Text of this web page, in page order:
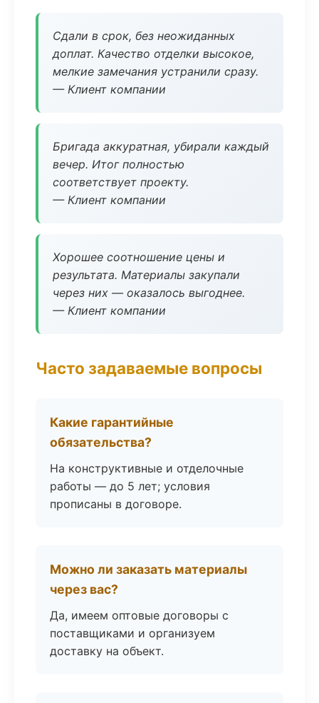
Сдали в срок, без неожиданных
доплат. Качество отделки высокое,
мелкие замечания устранили сразу.
— Клиент компании
Бригада аккуратная, убирали каждый
вечер. Итог полностью
соответствует проекту.
— Клиент компании
Хорошее соотношение цены и
результата. Материалы закупали
через них — оказалось выгоднее.
— Клиент компании
Часто задаваемые вопросы
Какие гарантийные
обязательства?
На конструктивные и отделочные
работы — до 5 лет; условия
прописаны в договоре.
Можно ли заказать материалы
через вас?
Да, имеем оптовые договоры с
поставщиками и организуем
доставку на объект.